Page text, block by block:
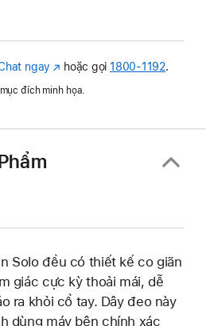
ngay (Mở
cửa
mới)
hoặc gọi 1800-1192.
đích minh họa.
Solo đều có thiết kế co giãn
giác cực kỳ thoải mái, dễ
ra khỏi cổ tay. Dây đeo này
dùng máy bện chính xác